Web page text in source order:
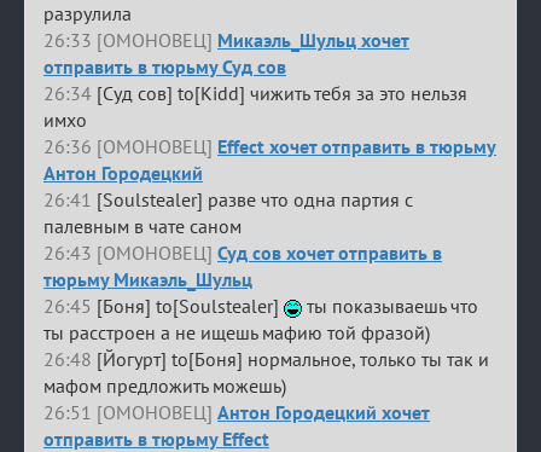
разрулила
26:33 [ОМОНОВЕЦ] Микаэль_Шульц хочет
отправить в тюрьму Суд сов
26:34 [Суд сов] to[Kidd] чижить тебя за это нельзя
имхо
26:36 [ОМОНОВЕЦ] Effect хочет отправить в тюрьму
Антон Городецкий
26:41 [Soulstealer] разве что одна партия с
палевным в чате саном
26:43 [ОМОНОВЕЦ] Суд сов хочет отправить в
тюрьму Микаэль_Шульц
26:45 [Боня] to[Soulstealer]
ты показываешь что
ты расстроен а не ищешь мафию той фразой)
26:48 [Йогурт] to[Боня] нормальное, только ты так и
мафом предложить можешь)
26:51 [ОМОНОВЕЦ] Антон Городецкий хочет
отправить в тюрьму Effect